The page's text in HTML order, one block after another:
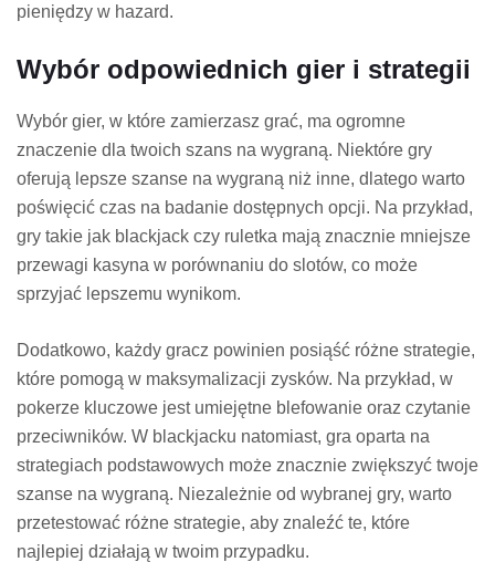
pieniędzy w hazard.
Wybór odpowiednich gier i strategii
Wybór gier, w które zamierzasz grać, ma ogromne
znaczenie dla twoich szans na wygraną. Niektóre gry
oferują lepsze szanse na wygraną niż inne, dlatego warto
poświęcić czas na badanie dostępnych opcji. Na przykład,
gry takie jak blackjack czy ruletka mają znacznie mniejsze
przewagi kasyna w porównaniu do slotów, co może
sprzyjać lepszemu wynikom.
Dodatkowo, każdy gracz powinien posiąść różne strategie,
które pomogą w maksymalizacji zysków. Na przykład, w
pokerze kluczowe jest umiejętne blefowanie oraz czytanie
przeciwników. W blackjacku natomiast, gra oparta na
strategiach podstawowych może znacznie zwiększyć twoje
szanse na wygraną. Niezależnie od wybranej gry, warto
przetestować różne strategie, aby znaleźć te, które
najlepiej działają w twoim przypadku.